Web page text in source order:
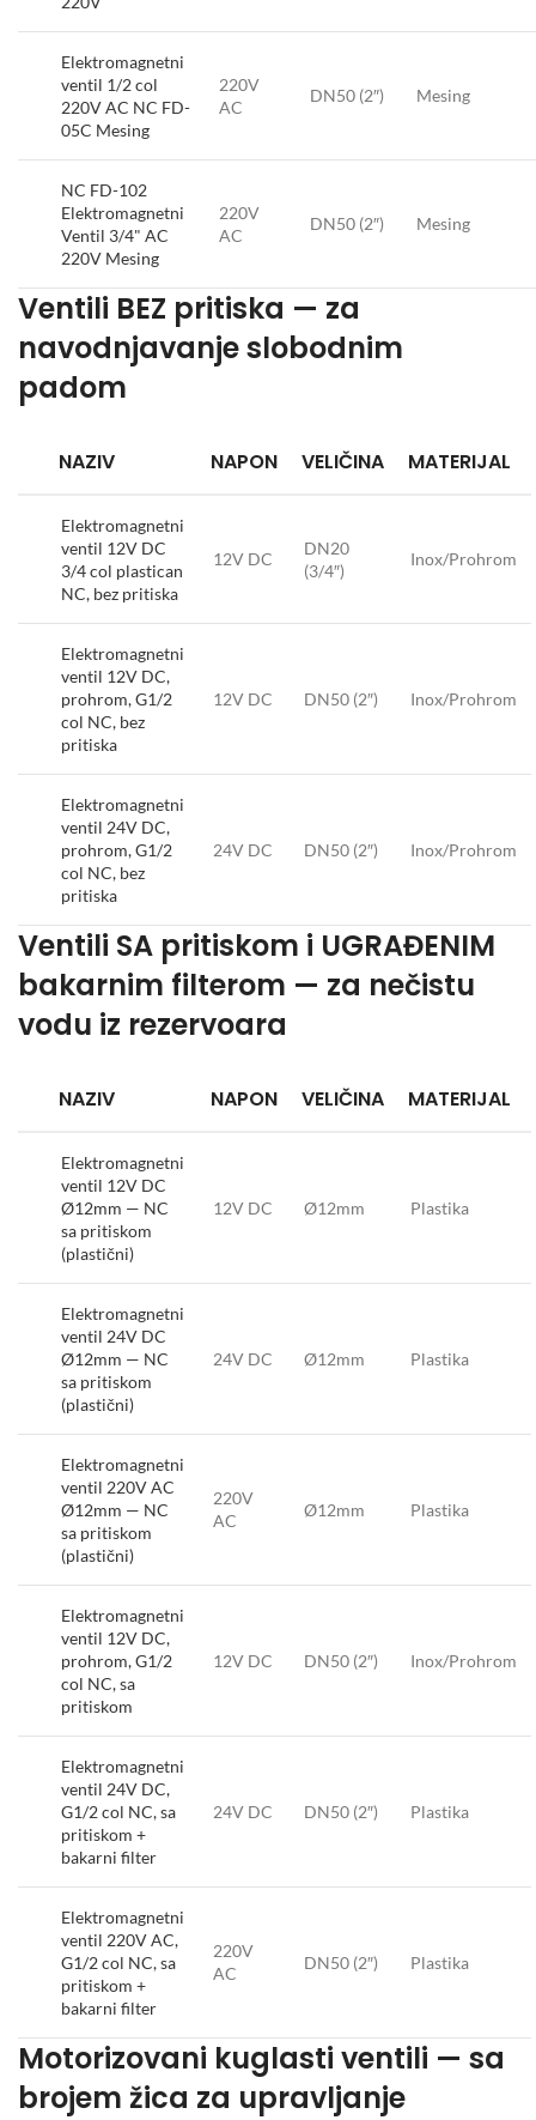
Elektromagnetni
ventil 1/2 col
220V AC NC FD-
05C Mesing
220V
AC
DN50 (2″) Mesing
NC FD-102
Elektromagnetni
Ventil 3/4" AC
220V Mesing
220V
AC
DN50 (2″) Mesing
Ventili BEZ pritiska — za
navodnjavanje slobodnim
padom
NAZIV NAPON VELIČINA MATERIJAL
Elektromagnetni
ventil 12V DC
3/4 col plastican
NC, bez pritiska
12V DC
DN20
(3/4″)
Inox/Prohrom
Elektromagnetni
ventil 12V DC,
prohrom, G1/2
col NC, bez
pritiska
12V DC DN50 (2″) Inox/Prohrom
Elektromagnetni
ventil 24V DC,
prohrom, G1/2
col NC, bez
pritiska
24V DC DN50 (2″) Inox/Prohrom
Ventili SA pritiskom i UGRAĐENIM
bakarnim filterom — za nečistu
vodu iz rezervoara
NAZIV NAPON VELIČINA MATERIJAL
Elektromagnetni
ventil 12V DC
Ø12mm — NC
sa pritiskom
(plastični)
12V DC Ø12mm Plastika
Elektromagnetni
ventil 24V DC
Ø12mm — NC
sa pritiskom
(plastični)
24V DC Ø12mm Plastika
Elektromagnetni
ventil 220V AC
Ø12mm — NC
sa pritiskom
(plastični)
220V
AC
Ø12mm Plastika
Elektromagnetni
ventil 12V DC,
prohrom, G1/2
col NC, sa
pritiskom
12V DC DN50 (2″) Inox/Prohrom
Elektromagnetni
ventil 24V DC,
G1/2 col NC, sa
pritiskom +
bakarni filter
24V DC DN50 (2″) Plastika
Elektromagnetni
ventil 220V AC,
G1/2 col NC, sa
pritiskom +
bakarni filter
220V
AC
DN50 (2″) Plastika
Motorizovani kuglasti ventili — sa
brojem žica za upravljanje